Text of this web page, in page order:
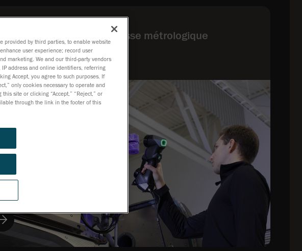
HandySCAN 3D BLACK
3D portable de classe métrologique
provided by third parties, to enable website
user experience; record user
marketing. We and our third-party vendors
address and online identifiers, referring
Accept, you agree to such purposes. If
only cookies necessary to operate and
site or clicking “Accept,” “Reject,” or
through the link in the footer of this